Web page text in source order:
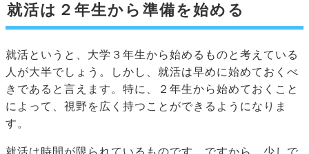
就活は２年生から準備を始める
就活というと、大学３年生から始めるものと考えている
人が大半でしょう。しかし、就活は早めに始めておくべ
きであると言えます。特に、２年生から始めておくこと
によって、視野を広く持つことができるようになりま
す。